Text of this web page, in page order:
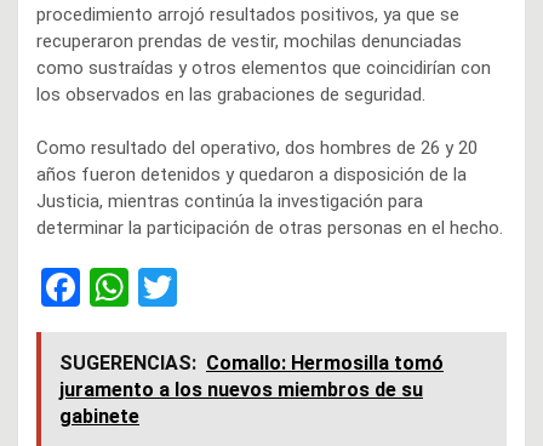
procedimiento arrojó resultados positivos, ya que se
recuperaron prendas de vestir, mochilas denunciadas
como sustraídas y otros elementos que coincidirían con
los observados en las grabaciones de seguridad.
Como resultado del operativo, dos hombres de 26 y 20
años fueron detenidos y quedaron a disposición de la
Justicia, mientras continúa la investigación para
determinar la participación de otras personas en el hecho.
F
a
ce
b
W
h
at
s
wi
tt
er
SUGERENCIAS: Comallo: Hermosilla tomó
juramento a los nuevos miembros de su
gabinete